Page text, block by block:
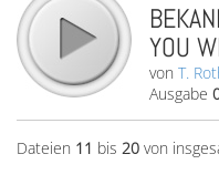
YOU
von T.
Ausgabe
Dateien 11 bis 20 von